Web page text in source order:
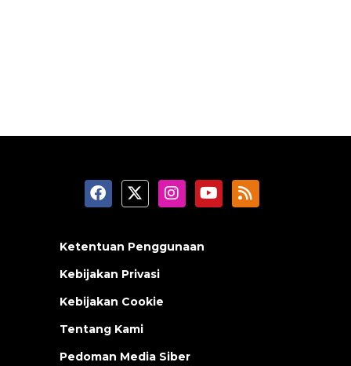
Ketentuan Penggunaan
Kebijakan Privasi
Kebijakan Cookie
Tentang Kami
Pedoman Media Siber